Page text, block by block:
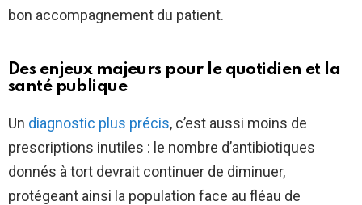
bon accompagnement du patient.
Des enjeux majeurs pour le quotidien et la
santé publique
Un diagnostic plus précis, c’est aussi moins de
prescriptions inutiles : le nombre d’antibiotiques
donnés à tort devrait continuer de diminuer,
protégeant ainsi la population face au fléau de